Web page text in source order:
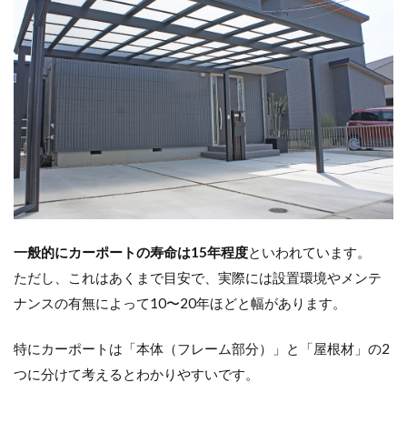
一般的にカーポートの寿命は15年程度といわれています。
ただし、これはあくまで目安で、実際には設置環境やメンテ
ナンスの有無によって10〜20年ほどと幅があります。
特にカーポートは「本体（フレーム部分）」と「屋根材」の2
つに分けて考えるとわかりやすいです。
LIXIL 機能門柱FS
LIXIL 機能門柱FW
LIXIL 美彩 マリンライト
LIXIL 表札灯
LIXIL 門柱灯
LIXIL 開き門扉AB
OnlyOne アートモザイクスクエア
OnlyOne ヴェリータヌーボS
OnlyOne ウォールマウントライト
OnlyOne エッジネームプレート
OnlyOne シャーポ
OnlyOne ショーケース エントランスユニット
OnlyOne シンプルフレーム フロントネームプレート
OnlyOne シンライト